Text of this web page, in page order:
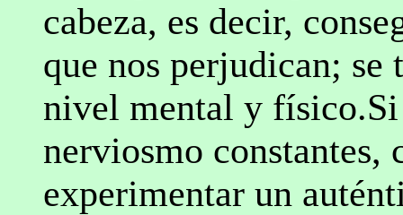
cabeza, es decir,
que nos perjudican; se
nivel mental y
nerviosmo constantes,
experimentar un